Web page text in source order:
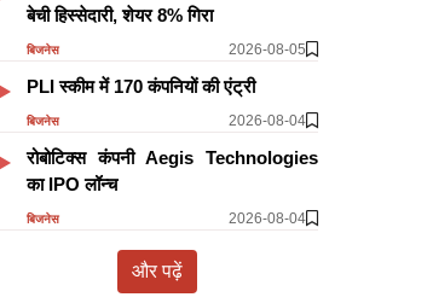
बेची हिस्सेदारी, शेयर 8% गिरा
बिजनेस 2026-08-05
PLI स्कीम में 170 कंपनियों की एंट्री
बिजनेस 2026-08-04
रोबोटिक्स कंपनी Aegis Technologies
का IPO लॉन्च
बिजनेस 2026-08-04
और पढ़ें